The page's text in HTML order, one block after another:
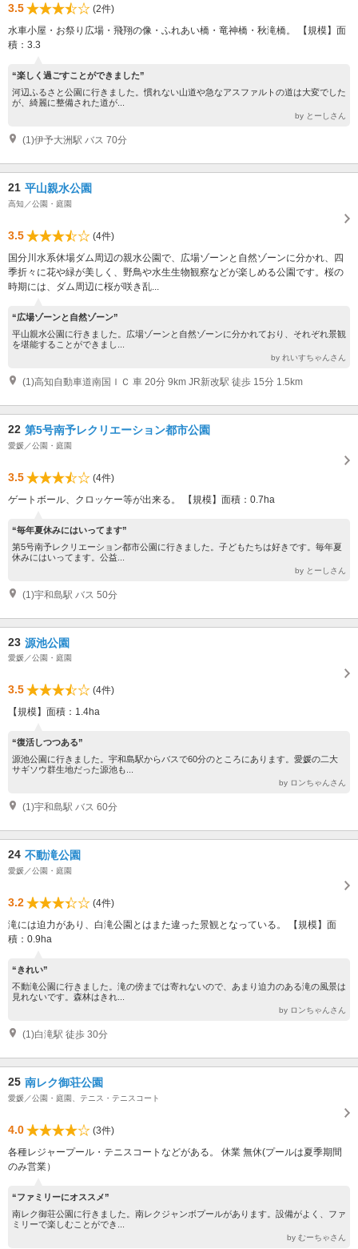
3.5
(2件)
水車小屋・お祭り広場・飛翔の像・ふれあい橋・竜神橋・秋滝橋。 【規模】面
積：3.3
“楽しく過ごすことができました”
河辺ふるさと公園に行きました。慣れない山道や急なアスファルトの道は大変でした
が、綺麗に整備された道が...
by とーしさん
(1)伊予大洲駅 バス 70分
21 平山親水公園
高知／公園・庭園
3.5
(4件)
国分川水系休場ダム周辺の親水公園で、広場ゾーンと自然ゾーンに分かれ、四
季折々に花や緑が美しく、野鳥や水生生物観察などが楽しめる公園です。桜の
時期には、ダム周辺に桜が咲き乱...
“広場ゾーンと自然ゾーン”
平山親水公園に行きました。広場ゾーンと自然ゾーンに分かれており、それぞれ景観
を堪能することができまし...
by れいすちゃんさん
(1)高知自動車道南国ＩＣ 車 20分 9km JR新改駅 徒歩 15分 1.5km
22 第5号南予レクリエーション都市公園
愛媛／公園・庭園
3.5
(4件)
ゲートボール、クロッケー等が出来る。 【規模】面積：0.7ha
“毎年夏休みにはいってます”
第5号南予レクリエーション都市公園に行きました。子どもたちは好きです。毎年夏
休みにはいってます。公益...
by とーしさん
(1)宇和島駅 バス 50分
23 源池公園
愛媛／公園・庭園
3.5
(4件)
【規模】面積：1.4ha
“復活しつつある”
源池公園に行きました。宇和島駅からバスで60分のところにあります。愛媛の二大
サギソウ群生地だった源池も...
by ロンちゃんさん
(1)宇和島駅 バス 60分
24 不動滝公園
愛媛／公園・庭園
3.2
(4件)
滝には迫力があり、白滝公園とはまた違った景観となっている。 【規模】面
積：0.9ha
“きれい”
不動滝公園に行きました。滝の傍までは寄れないので、あまり迫力のある滝の風景は
見れないです。森林はきれ...
by ロンちゃんさん
(1)白滝駅 徒歩 30分
25 南レク御荘公園
愛媛／公園・庭園、テニス・テニスコート
4.0
(3件)
各種レジャープール・テニスコートなどがある。 休業 無休(プールは夏季期間
のみ営業）
“ファミリーにオススメ”
南レク御荘公園に行きました。南レクジャンボプールがあります。設備がよく、ファ
ミリーで楽しむことができ...
by むーちゃさん